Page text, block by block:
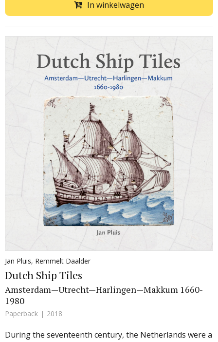
In winkelwagen
Jan Pluis, Remmelt Daalder
Dutch Ship Tiles
Amsterdam—Utrecht—Harlingen—Makkum 1660-
1980
Paperback 2018
During the seventeenth century, the Netherlands were a